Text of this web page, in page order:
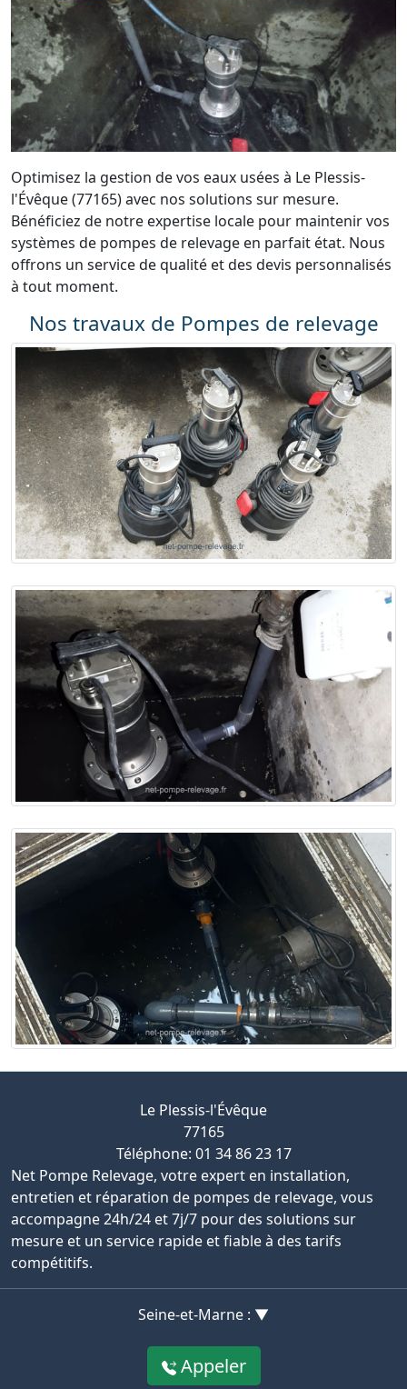
Optimisez la gestion de vos eaux usées à Le Plessis-
l'Évêque (77165) avec nos solutions sur mesure.
Bénéficiez de notre expertise locale pour maintenir vos
systèmes de pompes de relevage en parfait état. Nous
offrons un service de qualité et des devis personnalisés
à tout moment.
Nos travaux de Pompes de relevage
Le Plessis-l'Évêque
77165
Téléphone: 01 34 86 23 17
Net Pompe Relevage, votre expert en installation,
entretien et réparation de pompes de relevage, vous
accompagne 24h/24 et 7j/7 pour des solutions sur
mesure et un service rapide et fiable à des tarifs
compétitifs.
Seine-et-Marne : ▼
Appeler